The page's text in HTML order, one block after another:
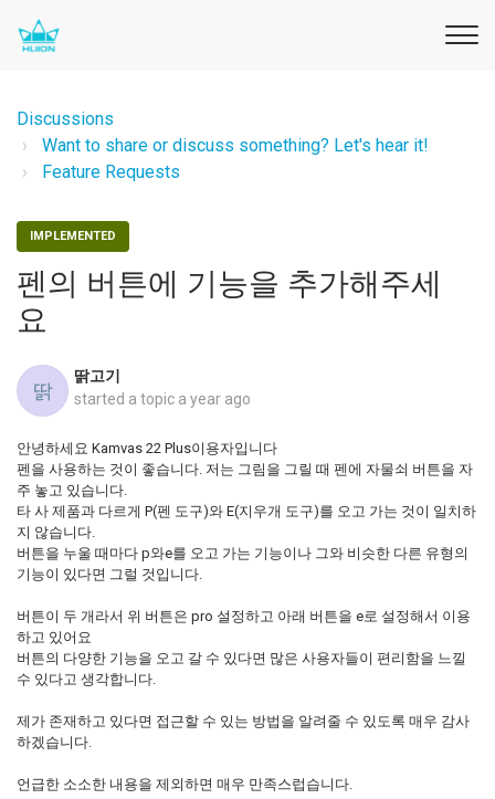
Discussions
Want to share or discuss something? Let's hear it!
Feature Requests
IMPLEMENTED
펜의 버튼에 기능을 추가해주세
요
딹
딹고기
started a topic a year ago
안녕하세요 Kamvas 22 Plus이용자입니다
펜을 사용하는 것이 좋습니다. 저는 그림을 그릴 때 펜에 자물쇠 버튼을 자
주 놓고 있습니다.
타 사 제품과 다르게 P(펜 도구)와 E(지우개 도구)를 오고 가는 것이 일치하
지 않습니다.
버튼을 누울 때마다 p와e를 오고 가는 기능이나 그와 비슷한 다른 유형의
기능이 있다면 그럴 것입니다.
버튼이 두 개라서 위 버튼은 pro 설정하고 아래 버튼을 e로 설정해서 이용
하고 있어요
버튼의 다양한 기능을 오고 갈 수 있다면 많은 사용자들이 편리함을 느낄
수 있다고 생각합니다.
제가 존재하고 있다면 접근할 수 있는 방법을 알려줄 수 있도록 매우 감사
하겠습니다.
언급한 소소한 내용을 제외하면 매우 만족스럽습니다.